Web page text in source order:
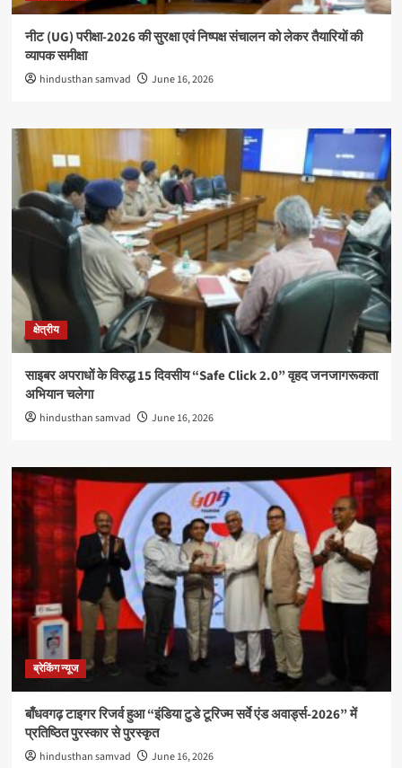
नीट (UG) परीक्षा-2026 की सुरक्षा एवं निष्पक्ष संचालन को लेकर तैयारियों की
व्यापक समीक्षा
hindusthan samvad June 16, 2026
क्षेत्रीय
साइबर अपराधों के विरुद्ध 15 दिवसीय “Safe Click 2.0” वृहद जनजागरूकता
अभियान चलेगा
hindusthan samvad June 16, 2026
ब्रेकिंग न्यूज
बाँधवगढ़ टाइगर रिजर्व हुआ “इंडिया टुडे टूरिज्म सर्वे एंड अवार्ड्स-2026” में
प्रतिष्ठित पुरस्कार से पुरस्कृत
hindusthan samvad June 16, 2026